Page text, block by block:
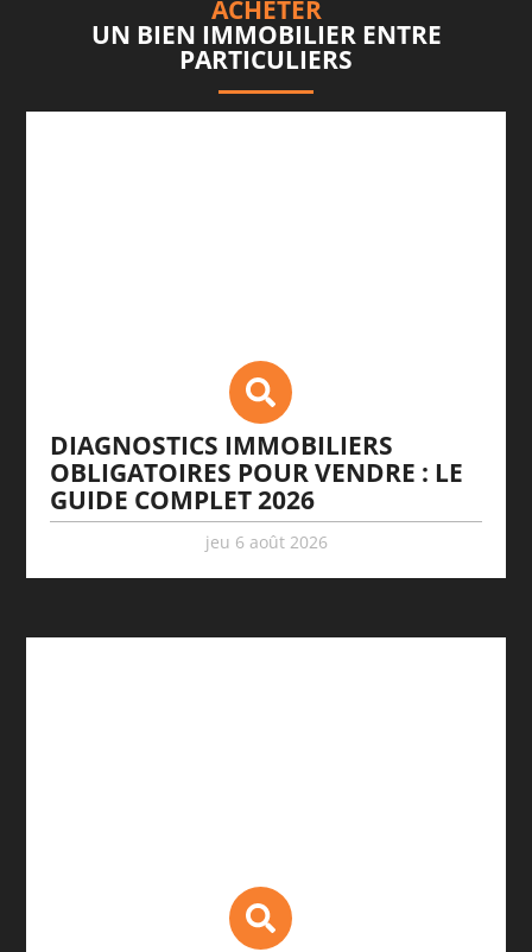
ACHETER
UN BIEN IMMOBILIER ENTRE
PARTICULIERS
DIAGNOSTICS IMMOBILIERS
OBLIGATOIRES POUR VENDRE : LE
GUIDE COMPLET 2026
jeu 6 août 2026